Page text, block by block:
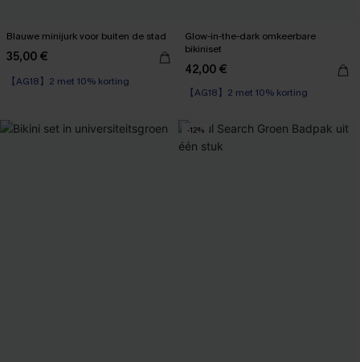
Blauwe minijurk voor buiten de stad
35,00 €
【AG18】2 met 10% korting
Glow-in-the-dark omkeerbare
bikiniset
42,00 €
【AG18】2 met 10% korting
Omkeerbaar
-12%